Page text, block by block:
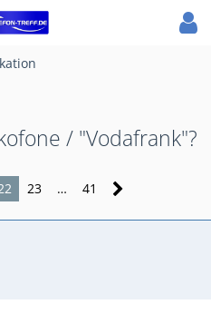
/ "Vodafrank"?
23 … 41